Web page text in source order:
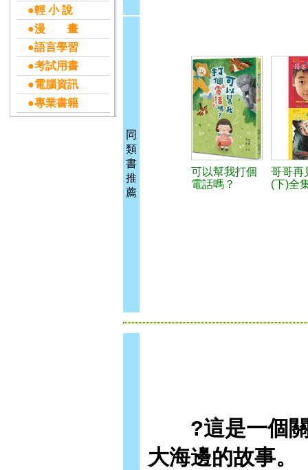
●輕 小 說
●漫 畫
●語言學習
●考試用書
●電腦資訊
●專業書籍
同
類
書
推
薦
可以幫我打個
電話嗎？
哥哥再
(下)全
?這是一個關
大海邊的故事。